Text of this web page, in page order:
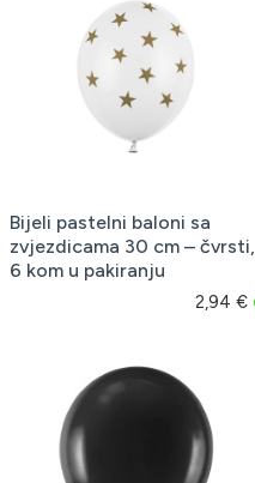
Bijeli pastelni baloni sa
zvjezdicama 30 cm – čvrsti,
6 kom u pakiranju
2,94 €